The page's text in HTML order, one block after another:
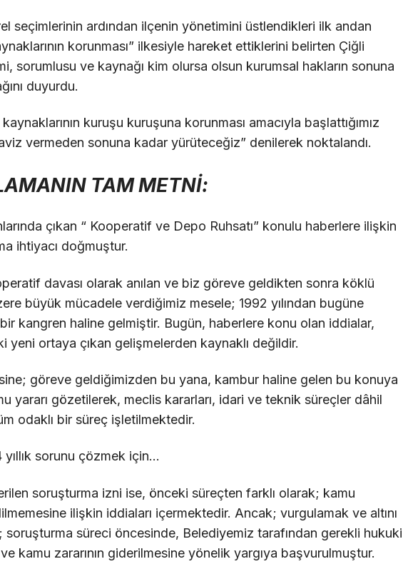
seçimlerinin ardından ilçenin yönetimini üstlendikleri ilk andan
korunması” ilkesiyle hareket ettiklerini belirten Çiğli
sorumlusu ve kaynağı kim olursa olsun kurumsal hakların sonuna
duyurdu.
kuruşu kuruşuna korunması amacıyla başlattığımız
vermeden sonuna kadar yürüteceğiz” denilerek noktalandı.
TAM METNİ:
çıkan “ Kooperatif ve Depo Ruhsatı” konulu haberlere ilişkin
ihtiyacı doğmuştur.
davası olarak anılan ve biz göreve geldikten sonra köklü
büyük mücadele verdiğimiz mesele; 1992 yılından bugüne
kangren haline gelmiştir. Bugün, haberlere konu olan iddialar,
yeni ortaya çıkan gelişmelerden kaynaklı değildir.
göreve geldiğimizden bu yana, kambur haline gelen bu konuya
yararı gözetilerek, meclis kararları, idari ve teknik süreçler dâhil
odaklı bir süreç işletilmektedir.
sorunu çözmek için…
soruşturma izni ise, önceki süreçten farklı olarak; kamu
ilişkin iddiaları içermektedir. Ancak; vurgulamak ve altını
süreci öncesinde, Belediyemiz tarafından gerekli hukuki
kamu zararının giderilmesine yönelik yargıya başvurulmuştur.